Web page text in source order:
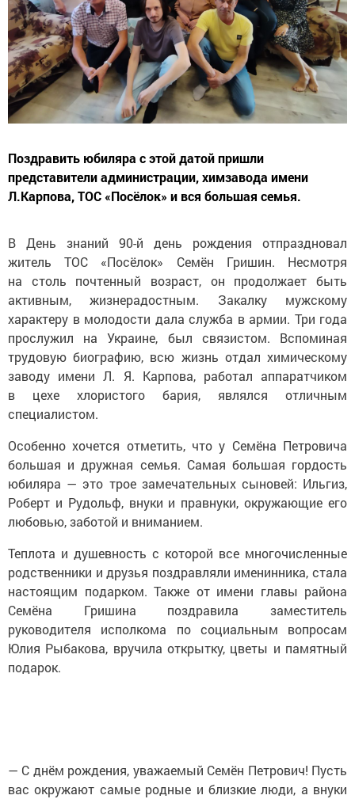
Поздравить юбиляра с этой датой пришли
представители администрации, химзавода имени
Л.Карпова, ТОС «Посёлок» и вся большая семья.
В День знаний 90-й день рождения отпраздновал
житель ТОС «Посёлок» Семён Гришин. Несмотря
на столь почтенный возраст, он продолжает быть
активным, жизнерадостным. Закалку мужскому
характеру в молодости дала служба в армии. Три года
прослужил на Украине, был связистом. Вспоминая
трудовую биографию, всю жизнь отдал химическому
заводу имени Л. Я. Карпова, работал аппаратчиком
в цехе хлористого бария, являлся отличным
специалистом.
Особенно хочется отметить, что у Семёна Петровича
большая и дружная семья. Самая большая гордость
юбиляра — это трое замечательных сыновей: Ильгиз,
Роберт и Рудольф, внуки и правнуки, окружающие его
любовью, заботой и вниманием.
Теплота и душевность с которой все многочисленные
родственники и друзья поздравляли именинника, стала
настоящим подарком. Также от имени главы района
Семёна Гришина поздравила заместитель
руководителя исполкома по социальным вопросам
Юлия Рыбакова, вручила открытку, цветы и памятный
подарок.
— С днём рождения, уважаемый Семён Петрович! Пусть
вас окружают самые родные и близкие люди, а внуки